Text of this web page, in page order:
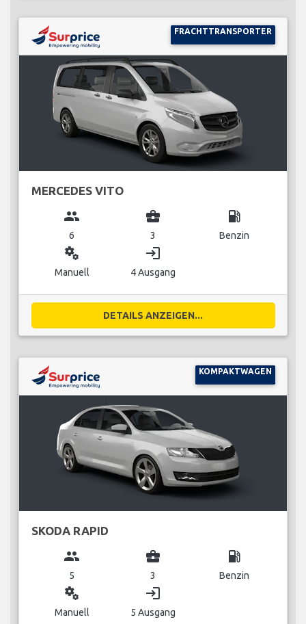
FRACHTTRANSPORTER
MERCEDES VITO
group
6
business_center
3
local_gas_station
Benzin
miscellaneous_services
Manuell
login
4 Ausgang
DETAILS ANZEIGEN...
KOMPAKTWAGEN
SKODA RAPID
group
5
business_center
3
local_gas_station
Benzin
miscellaneous_services
Manuell
login
5 Ausgang